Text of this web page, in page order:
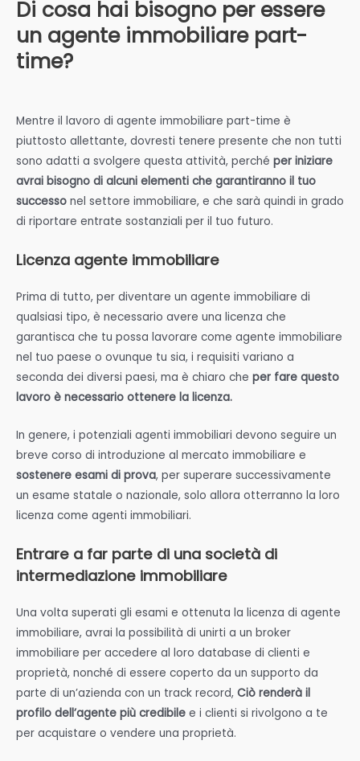
Di cosa hai bisogno per essere
un agente immobiliare part-
time?
Mentre il lavoro di agente immobiliare part-time è
piuttosto allettante, dovresti tenere presente che non tutti
sono adatti a svolgere questa attività, perché per iniziare
avrai bisogno di alcuni elementi che garantiranno il tuo
successo nel settore immobiliare, e che sarà quindi in grado
di riportare entrate sostanziali per il tuo futuro.
Licenza agente immobiliare
Prima di tutto, per diventare un agente immobiliare di
qualsiasi tipo, è necessario avere una licenza che
garantisca che tu possa lavorare come agente immobiliare
nel tuo paese o ovunque tu sia, i requisiti variano a
seconda dei diversi paesi, ma è chiaro che per fare questo
lavoro è necessario ottenere la licenza.
In genere, i potenziali agenti immobiliari devono seguire un
breve corso di introduzione al mercato immobiliare e
sostenere esami di prova, per superare successivamente
un esame statale o nazionale, solo allora otterranno la loro
licenza come agenti immobiliari.
Entrare a far parte di una società di
intermediazione immobiliare
Una volta superati gli esami e ottenuta la licenza di agente
immobiliare, avrai la possibilità di unirti a un broker
immobiliare per accedere al loro database di clienti e
proprietà, nonché di essere coperto da un supporto da
parte di un’azienda con un track record, Ciò renderà il
profilo dell’agente più credibile e i clienti si rivolgono a te
per acquistare o vendere una proprietà.